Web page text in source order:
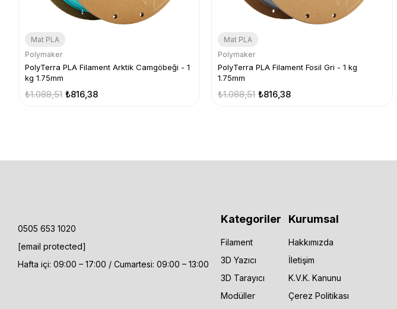
Mat PLA
Polymaker
PolyTerra PLA Filament Arktik Camgöbeği - 1
kg 1.75mm
₺816,38
₺1.088,51
Mat PLA
Polymaker
PolyTerra PLA Filament Fosil Gri - 1 kg
1.75mm
₺816,38
₺1.088,51
0505 653 1020
[email protected]
Hafta içi: 09:00 – 17:00 / Cumartesi: 09:00 – 13:00
Kategoriler
Filament
3D Yazıcı
3D Tarayıcı
Modüller
Kurumsal
Hakkımızda
İletişim
K.V.K. Kanunu
Çerez Politikası